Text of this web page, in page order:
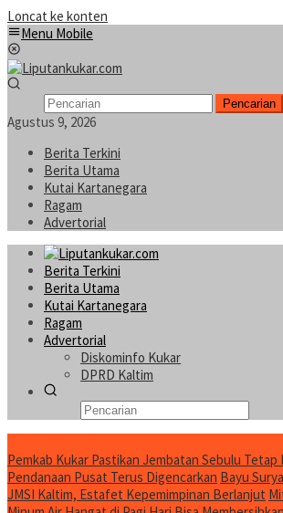
Loncat ke konten
Menu Mobile
Pencarian
Agustus 9, 2026
Berita Terkini
Berita Utama
Kutai Kartanegara
Ragam
Advertorial
Berita Terkini
Berita Utama
Kutai Kartanegara
Ragam
Advertorial
Diskominfo Kukar
DPRD Kaltim
Pemkab Kukar Pastikan Jembatan Sebulu
Pendanaan Pusat Terus Digencarkan Bayu
JMSI Kaltim, Estafet Kepemimpinan Berlanjut